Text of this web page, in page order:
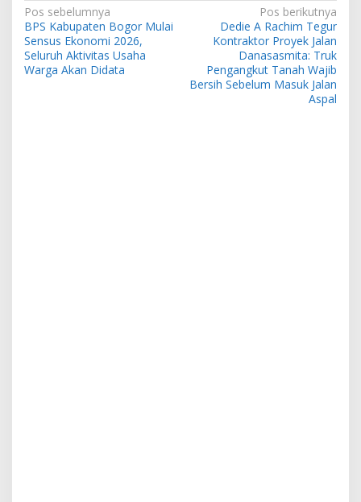
Navigasi
pos
Pos sebelumnya
BPS Kabupaten Bogor Mulai
Sensus Ekonomi 2026,
Seluruh Aktivitas Usaha
Warga Akan Didata
Pos berikutnya
Dedie A Rachim Tegur
Kontraktor Proyek Jalan
Danasasmita: Truk
Pengangkut Tanah Wajib
Bersih Sebelum Masuk Jalan
Aspal